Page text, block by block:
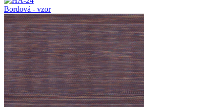
Bordová - vzor